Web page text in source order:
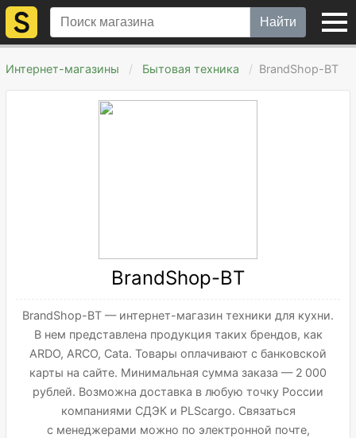
Найти
Интернет-магазины Бытовая техника BrandShop-BT
BrandShop-BT
BrandShop-BT — интернет-магазин техники для кухни.
В нем представлена продукция таких брендов, как
ARDO, ARCO, Cata. Товары оплачивают с банковской
карты на сайте. Минимальная сумма заказа — 2 000
рублей. Возможна доставка в любую точку России
компаниями СДЭК и PLScargo. Связаться
с менеджерами можно по электронной почте,